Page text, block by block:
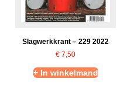
Slagwerkkrant – 229 2022
€ 7,50
+ In winkelmand